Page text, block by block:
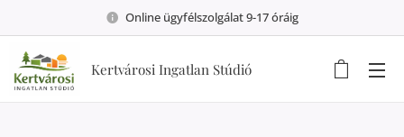
Online ügyfélszolgálat 9-17 óráig
Kertvárosi Ingatlan Stúdió